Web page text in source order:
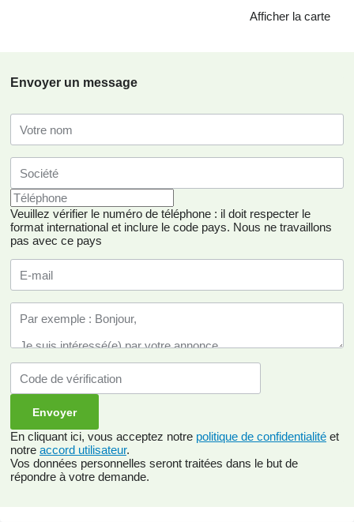
Afficher la carte
Envoyer un message
Veuillez vérifier le numéro de téléphone : il doit respecter le
format international et inclure le code pays. Nous ne travaillons
pas avec ce pays
En cliquant ici, vous acceptez notre politique de confidentialité et
notre accord utilisateur.
Vos données personnelles seront traitées dans le but de
répondre à votre demande.